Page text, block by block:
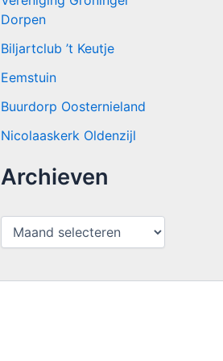
Dorpen
Biljartclub ’t Keutje
Eemstuin
Buurdorp Oosternieland
Nicolaaskerk Oldenzijl
Archieven
A